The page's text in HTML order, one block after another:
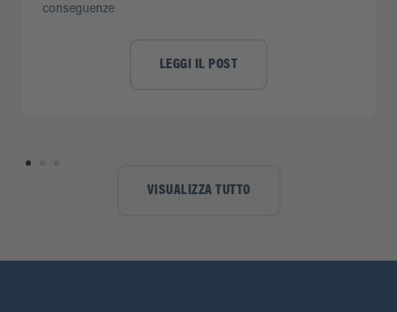
conseguenze
LEGGI IL POST
VISUALIZZA TUTTO